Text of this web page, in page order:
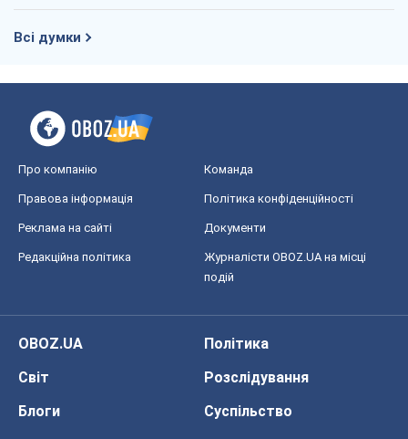
Всі думки
Про компанію Команда
Правова інформація Політика конфіденційності
Реклама на сайті Документи
Редакційна політика
Журналісти OBOZ.UA на місці
подій
OBOZ.UA
Політика
Світ
Розслідування
Блоги
Суспільство